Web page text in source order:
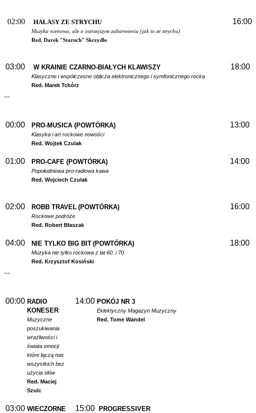
02:00 HAŁASY ZE STRYCHU
Muzyka nienowa, ale o ostrzejszym zabarwieniu (jak to ze strychu)
Red. Darek "Staruch" Skrzydło
16:00
03:00 W KRAINIE CZARNO-BIAŁYCH KLAWISZY
Klasyczne i współczesne oblicza elektronicznego i symfonicznego rocka
Red. Marek Tchórz
18:00
...
00:00 PRO-MUSICA (POWTÓRKA)
Klasyka i art rockowe nowości
Red. Wojtek Czulak
13:00
01:00 PRO-CAFE (POWTÓRKA)
Popołudniowa pro-radiowa kawa
Red. Wojciech Czulak
14:00
02:00 ROBB TRAVEL (POWTÓRKA)
Rockowe podróże
Red. Robert Błaszak
16:00
04:00 NIE TYLKO BIG BIT (POWTÓRKA)
Muzyka nie tylko rockowa z lat 60. i 70.
Red. Krzysztof Kosiński
18:00
...
00:00 RADIO
KONESER
Muzyczne
poszukiwania
wrażliwości i
świata emocji
które łączą nas
wszystkich bez
użycia słów
Red. Maciej
Szulc
14:00 POKÓJ NR 3
Eklektyczny Magazyn Muzyczny
Red. Tome Wandel
03:00 WIECZORNE
15:00 PROGRESSIVER